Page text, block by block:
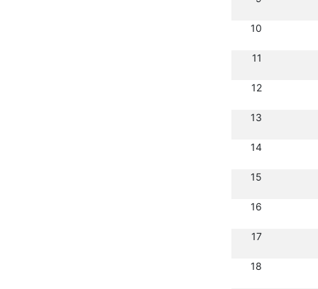
10
11
12
13
14
15
16
17
18